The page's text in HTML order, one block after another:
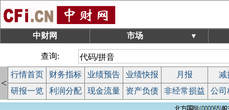
中财网 市场 ▼
查询:
<
行情首页 财务指标 业绩预告 业绩快报 月报
减
研报一览
利润分配 现金流量 资产负债 非经常损益 公司